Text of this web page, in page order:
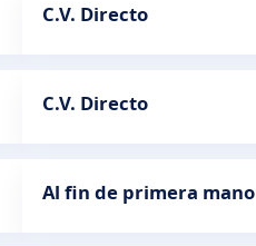
C.V. Directo
C.V. Directo
Al fin de primera mano